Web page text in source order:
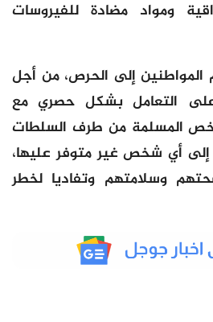
ومواد مضادة للفيروسات
المواطنين إلى الحرص، من أجل
التعامل بشكل حصري مع
المسلمة من طرف السلطات
إلى أي شخص غير متوفر عليها،
وسلامتهم وتفاديا لخطر